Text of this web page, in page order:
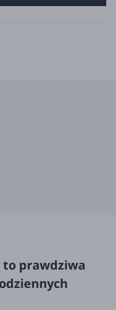
to prawdziwa